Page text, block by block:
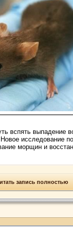
вспять выпадение
исследование
морщин и
запись полностью